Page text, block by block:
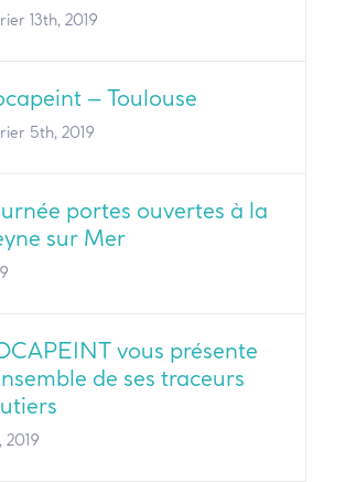
13th, 2019
– Toulouse
5th, 2019
portes ouvertes à la
sur Mer
vous présente
de ses traceurs